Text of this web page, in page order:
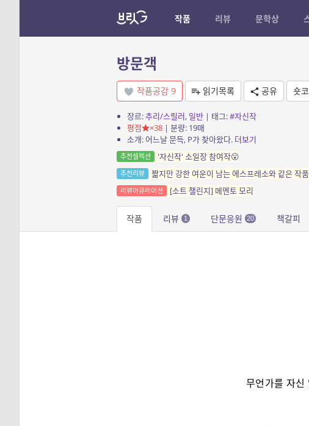
작품 리뷰 문학상
방문객
작품공감 9 읽기목록 공유 숏
장르:추리/스릴러, 일반| 태그:#자신작
평점
×38| 분량: 19매
소개: 어느날 문득, P가 찾아왔다. 더보기
추천셀렉션 '자신작' 소일장 참여작😮
추천리뷰 짧지만 강한 여운이 남는 에스프레소와 같은 작품
리뷰어큐레이션
[소트 챌린지] 메멘토 모리
작품 리뷰 1 단문응원 20 책갈피
무언가를 자